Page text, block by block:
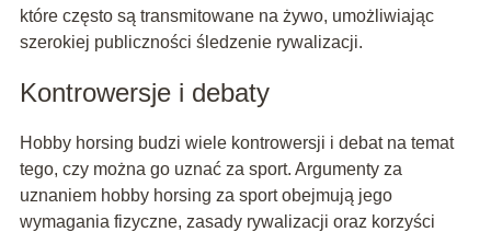
które często są transmitowane na żywo, umożliwiając
szerokiej publiczności śledzenie rywalizacji.
Kontrowersje i debaty
Hobby horsing budzi wiele kontrowersji i debat na temat
tego, czy można go uznać za sport. Argumenty za
uznaniem hobby horsing za sport obejmują jego
wymagania fizyczne, zasady rywalizacji oraz korzyści